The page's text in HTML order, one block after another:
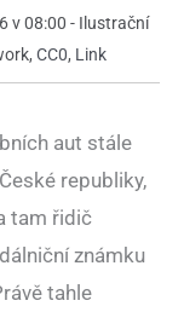
v 08:00 - Ilustrační
, CC0, Link
aut stále
republiky,
tam řidič
známku
tahle